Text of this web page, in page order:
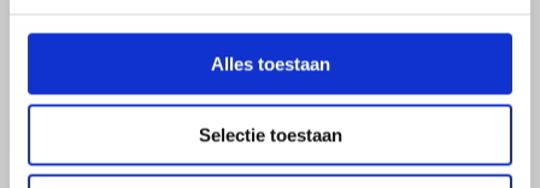
Alles toestaan
Selectie toestaan
Medizinischer Support-Manager
Ingrid Brünner
Key Account Manager D-A-CH